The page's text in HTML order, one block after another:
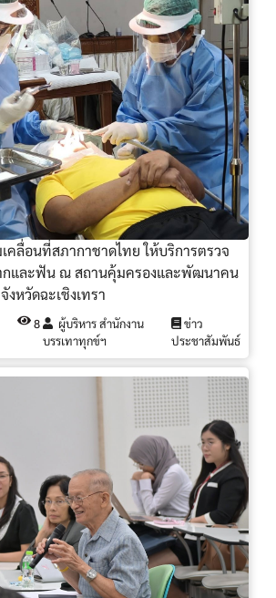
คลื่อนที่สภากาชาดไทย ให้บริการตรวจ
และฟัน ณ สถานคุ้มครองและพัฒนาคน
หวัดฉะเชิงเทรา
8
ผู้บริหาร สำนักงาน
บรรเทาทุกข์ฯ
ข่าว
ประชาสัมพันธ์